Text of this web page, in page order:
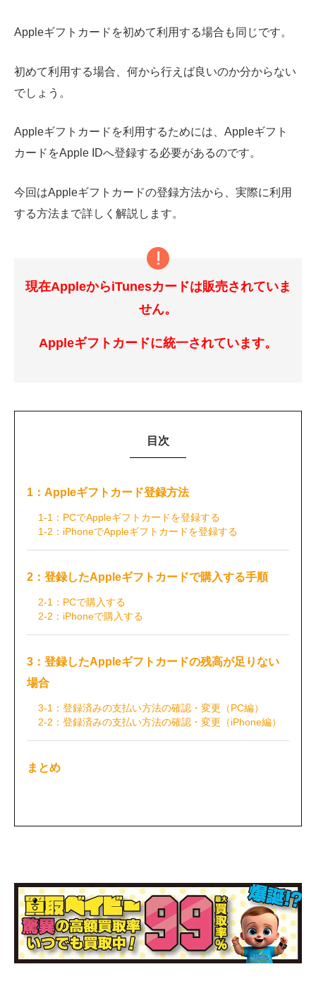
Appleギフトカードを初めて利用する場合も同じです。
初めて利用する場合、何から行えば良いのか分からない
でしょう。
Appleギフトカードを利用するためには、 Appleギフト
カードをApple IDへ登録する必要があるのです。
今回はAppleギフトカードの登録方法から、実際に利用
する方法まで詳しく解説します。
現在AppleからiTunesカードは販売されていま
せん。
Appleギフトカードに統一されています。
目次
1：Appleギフトカード登録方法
1-1：PCでAppleギフトカードを登録する
1-2：iPhoneでAppleギフトカードを登録する
2：登録したAppleギフトカードで購入する手順
2-1：PCで購入する
2-2：iPhoneで購入する
3：登録したAppleギフトカードの残高が足りない
場合
3-1：登録済みの支払い方法の確認・変更（PC編）
2-2：登録済みの支払い方法の確認・変更（iPhone編）
まとめ